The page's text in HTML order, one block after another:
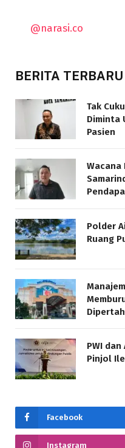
@narasi.co
BERITA TERBARU
Tak
Diminta
Pasien
Wacana
Polder
Ruang
PWI dan
Pinjol
Facebook
Instagram